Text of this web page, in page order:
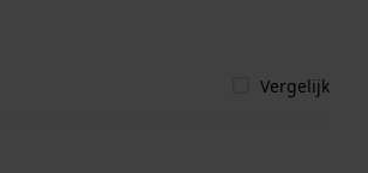
Vergelijk